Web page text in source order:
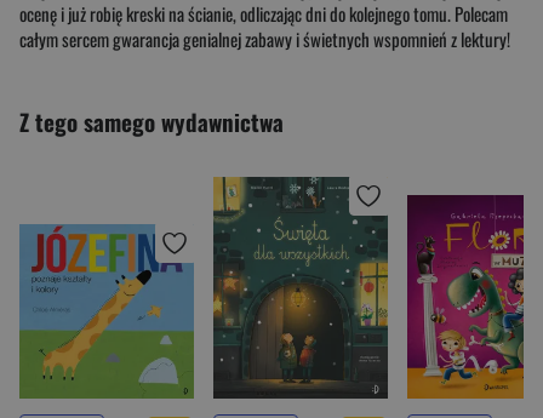
ocenę i już robię kreski na ścianie, odliczając dni do kolejnego tomu. Polecam
całym sercem gwarancja genialnej zabawy i świetnych wspomnień z lektury!
Z tego samego wydawnictwa